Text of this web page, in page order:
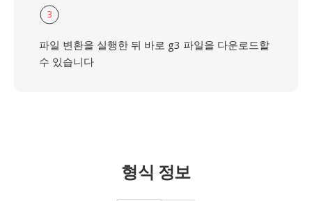
3
파일 변환을 실행한 뒤 바로 g3 파일을 다운로드할
수 있습니다
형식 정보